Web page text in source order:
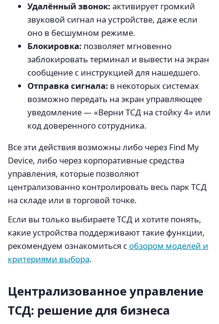
Удалённый звонок: активирует громкий
звуковой сигнал на устройстве, даже если
оно в бесшумном режиме.
Блокировка: позволяет мгновенно
заблокировать терминал и вывести на экран
сообщение с инструкцией для нашедшего.
Отправка сигнала: в некоторых системах
возможно передать на экран управляющее
уведомление — «Верни ТСД на стойку 4» или
код доверенного сотрудника.
Все эти действия возможны либо через Find My
Device, либо через корпоративные средства
управления, которые позволяют
централизованно контролировать весь парк ТСД
на складе или в торговой точке.
Если вы только выбираете ТСД и хотите понять,
какие устройства поддерживают такие функции,
рекомендуем ознакомиться с обзором моделей и
критериями выбора.
Централизованное управление
ТСД: решение для бизнеса